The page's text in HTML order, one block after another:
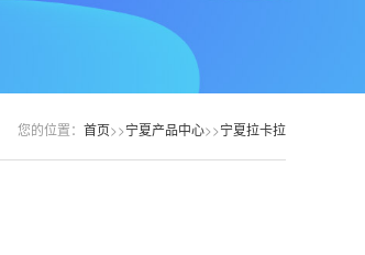
您的位置： 首页>>宁夏产品中心>>宁夏拉卡拉